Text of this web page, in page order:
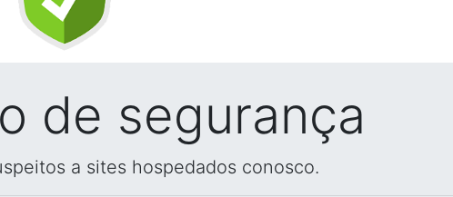
de segurança
a sites hospedados conosco.